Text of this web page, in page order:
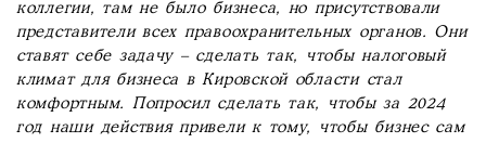
коллегии, там не было бизнеса, но присутствовали
представители всех правоохранительных органов. Они
ставят себе задачу – сделать так, чтобы налоговый
климат для бизнеса в Кировской области стал
комфортным. Попросил сделать так, чтобы за 2024
год наши действия привели к тому, чтобы бизнес сам